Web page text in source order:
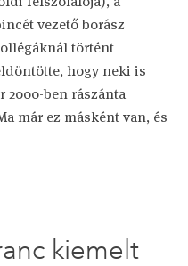
vezető borász
történt
hogy neki is
ben rászánta
már ez másként van, és
kiemelt